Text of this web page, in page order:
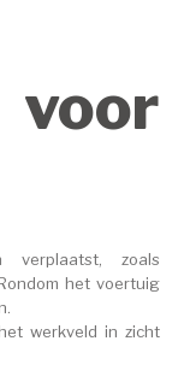
verplaatst, zoals
het voertuig
werkveld in zicht